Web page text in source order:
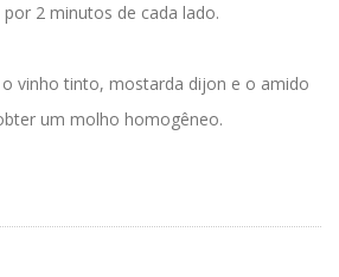
2 minutos de cada lado.
vinho tinto, mostarda dijon e o amido
um molho homogêneo.